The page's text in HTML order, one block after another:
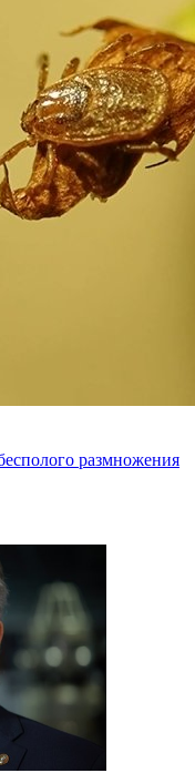
размножения